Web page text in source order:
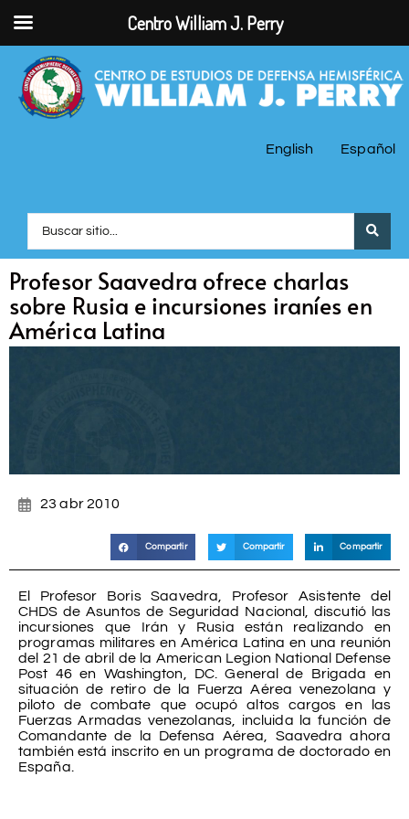
English Español
Profesor Saavedra ofrece charlas
sobre Rusia e incursiones iraníes en
América Latina
23 abr 2010
Compartir Compartir Compartir
El Profesor Boris Saavedra, Profesor Asistente del
CHDS de Asuntos de Seguridad Nacional, discutió las
incursiones que Irán y Rusia están realizando en
programas militares en América Latina en una reunión
del 21 de abril de la American Legion National Defense
Post 46 en Washington, DC. General de Brigada en
situación de retiro de la Fuerza Aérea venezolana y
piloto de combate que ocupó altos cargos en las
Fuerzas Armadas venezolanas, incluida la función de
Comandante de la Defensa Aérea, Saavedra ahora
también está inscrito en un programa de doctorado en
España.
Centro William J. Perry